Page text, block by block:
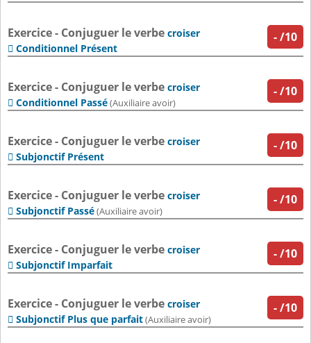
-/10
Exercice - Conjuguer le verbe croiser
 Conditionnel Présent
-/10
Exercice - Conjuguer le verbe croiser
 Conditionnel Passé(Auxiliaire avoir)
-/10
Exercice - Conjuguer le verbe croiser
 Subjonctif Présent
-/10
Exercice - Conjuguer le verbe croiser
 Subjonctif Passé(Auxiliaire avoir)
-/10
Exercice - Conjuguer le verbe croiser
 Subjonctif Imparfait
-/10
Exercice - Conjuguer le verbe croiser
 Subjonctif Plus que parfait(Auxiliaire avoir)